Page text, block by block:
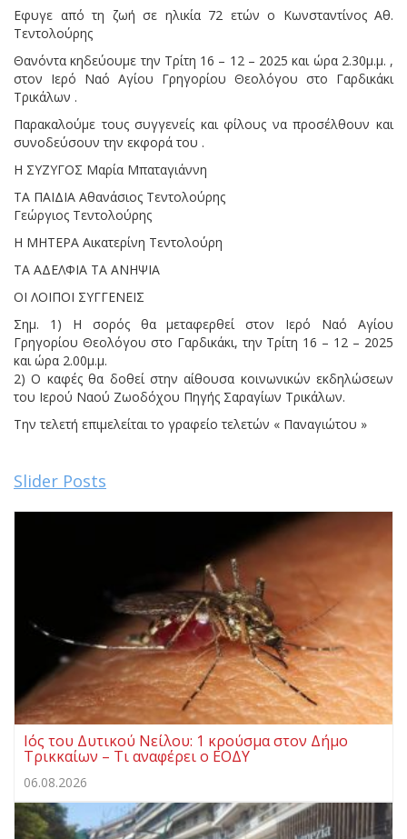
Eφυγε από τη ζωή σε ηλικία 72 ετών ο Κωνσταντίνος Αθ.
Τεντολούρης
Θανόντα κηδεύουμε την Τρίτη 16 – 12 – 2025 και ώρα 2.30μ.μ. ,
στον Ιερό Ναό Αγίου Γρηγορίου Θεολόγου στο Γαρδικάκι
Τρικάλων .
Παρακαλούμε τους συγγενείς και φίλους να προσέλθουν και
συνοδεύσουν την εκφορά του .
Η ΣΥΖΥΓΟΣ Μαρία Μπαταγιάννη
ΤΑ ΠΑΙΔΙΑ Αθανάσιος Τεντολούρης
Γεώργιος Τεντολούρης
Η ΜΗΤΕΡΑ Αικατερίνη Τεντολούρη
ΤΑ ΑΔΕΛΦΙΑ ΤΑ ΑΝΗΨΙΑ
ΟΙ ΛΟΙΠΟΙ ΣΥΓΓΕΝΕΙΣ
Σημ. 1) Η σορός θα μεταφερθεί στον Ιερό Ναό Αγίου
Γρηγορίου Θεολόγου στο Γαρδικάκι, την Τρίτη 16 – 12 – 2025
και ώρα 2.00μ.μ.
2) Ο καφές θα δοθεί στην αίθουσα κοινωνικών εκδηλώσεων
του Ιερού Ναού Ζωοδόχου Πηγής Σαραγίων Τρικάλων.
Την τελετή επιμελείται το γραφείο τελετών « Παναγιώτου »
Slider Posts
Ιός του Δυτικού Νείλου: 1 κρούσμα στον Δήμο
Τρικκαίων – Τι αναφέρει ο ΕΟΔΥ
06.08.2026